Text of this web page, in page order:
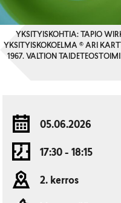
YKSITYISKOHTIA: TAPIO
YKSITYISKOKOELMA © ARI
1967. VALTION
05.06.2026
17:30 - 18:15
2. kerros